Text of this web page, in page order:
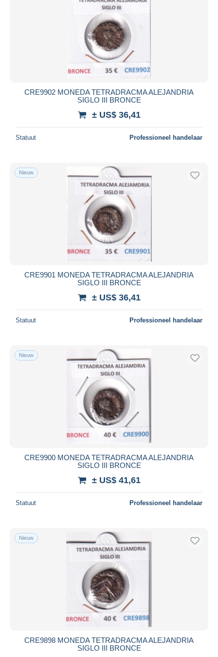
CRE9902 MONEDA TETRADRACMA ALEJANDRIA
SIGLO III BRONCE
± US$ 36,41
Statuut Professioneel handelaar
Nieuw
CRE9901 MONEDA TETRADRACMA ALEJANDRIA
SIGLO III BRONCE
± US$ 36,41
Statuut Professioneel handelaar
Nieuw
CRE9900 MONEDA TETRADRACMA ALEJANDRIA
SIGLO III BRONCE
± US$ 41,61
Statuut Professioneel handelaar
Nieuw
CRE9898 MONEDA TETRADRACMA ALEJANDRIA
SIGLO III BRONCE